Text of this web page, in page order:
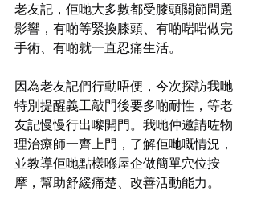
老友記，佢哋大多數都受膝頭關節問題
影響，有啲等緊換膝頭、有啲啱啱做完
手術、有啲就一直忍痛生活。
因為老友記們行動唔便，今次探訪我哋
特別提醒義工敲門後要多啲耐性，等老
友記慢慢行出嚟開門。我哋仲邀請咗物
理治療師一齊上門，了解佢哋嘅情況，
並教導佢哋點樣喺屋企做簡單穴位按
摩，幫助舒緩痛楚、改善活動能力。